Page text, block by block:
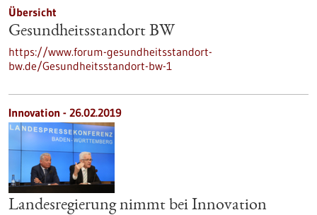
Übersicht
Gesundheitsstandort BW
https://www.forum-gesundheitsstandort-
bw.de/Gesundheitsstandort-bw-1
Innovation - 26.02.2019
Landesregierung nimmt bei Innovation